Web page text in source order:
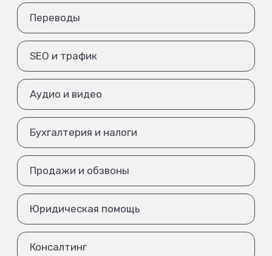
Переводы
SEO и трафик
Аудио и видео
Бухгалтерия и налоги
Продажи и обзвоны
Юридическая помощь
Консалтинг